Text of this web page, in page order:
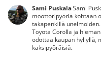
Sami PuskalaSami
moottoripyöriä kohtaan
takapenkillä
Toyota Corolla ja
odottaa kaupan hyllyllä,
kaksipyöräisiä.